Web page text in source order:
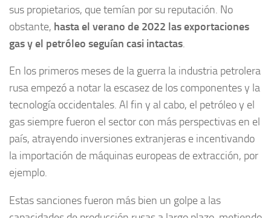
sus propietarios, que temían por su reputación. No
obstante, hasta el verano de 2022 las exportaciones
gas y el petróleo seguían casi intactas.
En los primeros meses de la guerra la industria petrolera
rusa empezó a notar la escasez de los componentes y la
tecnología occidentales. Al fin y al cabo, el petróleo y el
gas siempre fueron el sector con más perspectivas en el
país, atrayendo inversiones extranjeras e incentivando
la importación de máquinas europeas de extracción, por
ejemplo.
Estas sanciones fueron más bien un golpe a las